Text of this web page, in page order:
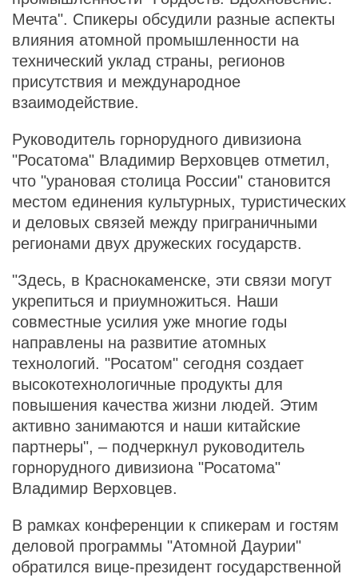
Мечта". Спикеры обсудили разные аспекты
влияния атомной промышленности на
технический уклад страны, регионов
присутствия и международное
взаимодействие.
Руководитель горнорудного дивизиона
"Росатома" Владимир Верховцев отметил,
что "урановая столица России" становится
местом единения культурных, туристических
и деловых связей между приграничными
регионами двух дружеских государств.
"Здесь, в Краснокаменске, эти связи могут
укрепиться и приумножиться. Наши
совместные усилия уже многие годы
направлены на развитие атомных
технологий. "Росатом" сегодня создает
высокотехнологичные продукты для
повышения качества жизни людей. Этим
активно занимаются и наши китайские
партнеры", – подчеркнул руководитель
горнорудного дивизиона "Росатома"
Владимир Верховцев.
В рамках конференции к спикерам и гостям
деловой программы "Атомной Даурии"
обратился вице-президент государственной